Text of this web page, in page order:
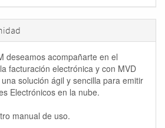
deseamos acompañarte en el
facturación electrónica y con MVD
solución ágil y sencilla para emitir
Electrónicos en la nube.
manual de uso.